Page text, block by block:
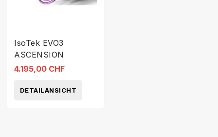
IsoTek EVO3
ASCENSION
4.195,00 CHF
DETAILANSICHT